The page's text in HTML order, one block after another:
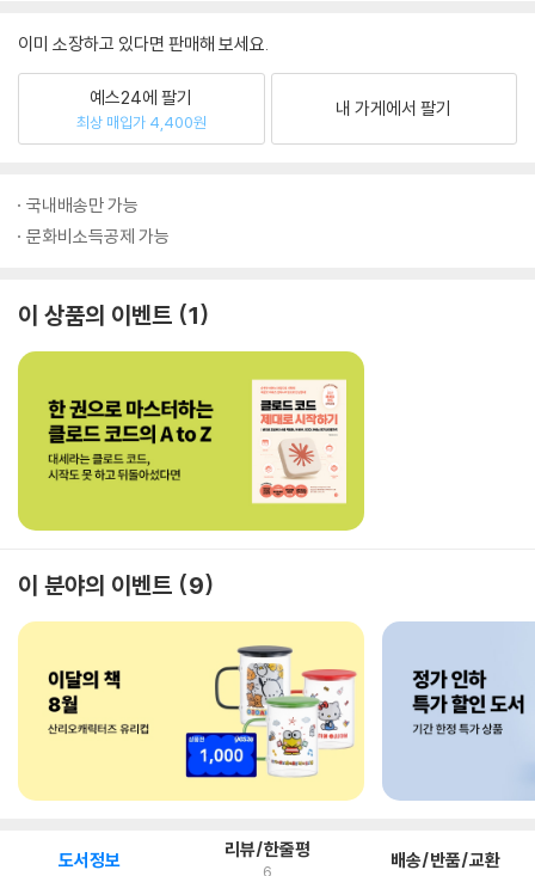
이미 소장하고 있다면 판매해 보세요.
예스24에 팔기
최상 매입가 4,400원
내 가게에서 팔기
국내배송만 가능
문화비소득공제 가능
이 상품의 이벤트 1
이 분야의 이벤트 9
도서정보 리뷰/한줄평
6 배송/반품/교환